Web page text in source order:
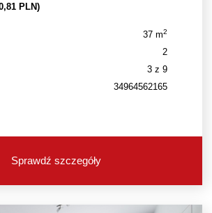
PLN)
37 m2
2
3 z 9
34964562165
Sprawdź szczegóły